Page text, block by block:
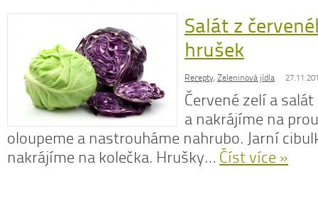
Salát z
hrušek
Recepty, Zeleninová jídla
Červené zelí a
a nakrájíme na
oloupeme a nastrouháme nahrubo. Jarní
nakrájíme na kolečka. Hrušky… Číst více »
Nedaří se vám zhubnout? Trpíte často
zácpou a potřebujete si upravit zažívání?
Na tyto a mnohé další problémy existuje
osvědčená rada – zvyšte příjem vlákniny.
Více se dočtete v